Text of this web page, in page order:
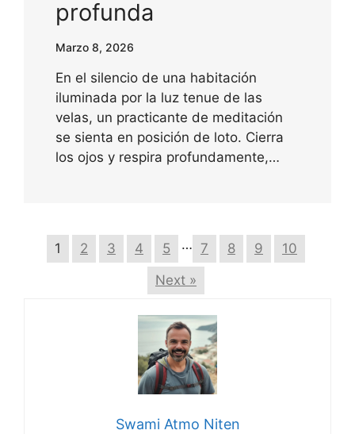
profunda
Marzo 8, 2026
En el silencio de una habitación
iluminada por la luz tenue de las
velas, un practicante de meditación
se sienta en posición de loto. Cierra
los ojos y respira profundamente,…
1 2 3 4 5 … 7 8 9
10
Next »
Swami Atmo Niten